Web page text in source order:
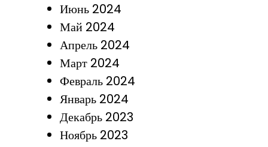
Июнь 2024
Май 2024
Апрель 2024
Март 2024
Февраль 2024
Январь 2024
Декабрь 2023
Ноябрь 2023